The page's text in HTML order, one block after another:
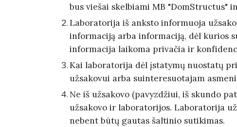
bus viešai skelbiami MB "DomStructus"
Laboratorija iš anksto informuoja
informaciją arba informaciją, dėl kurios
informacija laikoma privačia ir
Kai laboratorija dėl įstatymų nuostatų
užsakovui arba suinteresuotajam
Ne iš užsakovo (pavyzdžiui, iš skundo
užsakovo ir laboratorijos. Laboratorija
nebent būtų gautas šaltinio sutikimas.